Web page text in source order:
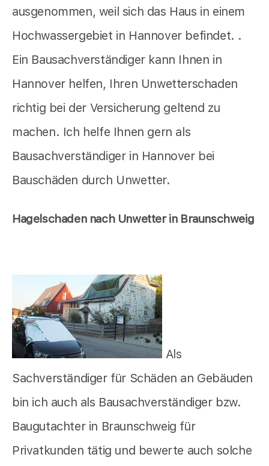
ausgenommen, weil sich das Haus in einem
Hochwassergebiet in Hannover befindet. .
Ein Bausachverständiger kann Ihnen in
Hannover helfen, Ihren Unwetterschaden
richtig bei der Versicherung geltend zu
machen. Ich helfe Ihnen gern als
Bausachverständiger in Hannover bei
Bauschäden durch Unwetter.
Hagelschaden nach Unwetter in Braunschweig
Als
Sachverständiger für Schäden an Gebäuden
bin ich auch als Bausachverständiger bzw.
Baugutachter in Braunschweig für
Privatkunden tätig und bewerte auch solche